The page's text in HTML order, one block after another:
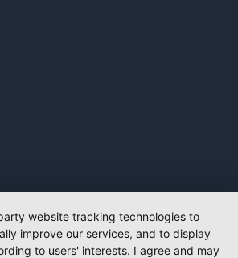
website tracking technologies to
improve our services, and to display
to users' interests. I agree and may